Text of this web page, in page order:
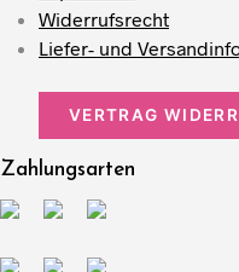
Widerrufsrecht
Liefer- und
VERTRAG
Zahlungsarten